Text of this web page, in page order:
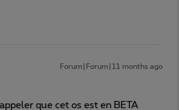
Forum|Forum|11 months ago
que cet os est en BETA